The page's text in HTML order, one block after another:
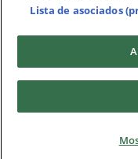
Copyright © Tiendeo
Términos y
Lista de asociados